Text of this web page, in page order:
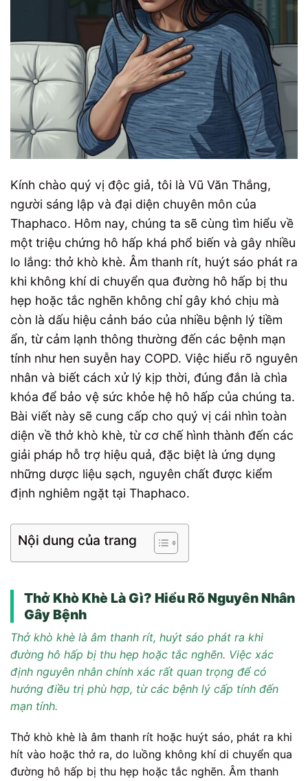
Kính chào quý vị độc giả, tôi là Vũ Văn Thắng,
người sáng lập và đại diện chuyên môn của
Thaphaco. Hôm nay, chúng ta sẽ cùng tìm hiểu về
một triệu chứng hô hấp khá phổ biến và gây nhiều
lo lắng: thở khò khè. Âm thanh rít, huýt sáo phát ra
khi không khí di chuyển qua đường hô hấp bị thu
hẹp hoặc tắc nghẽn không chỉ gây khó chịu mà
còn là dấu hiệu cảnh báo của nhiều bệnh lý tiềm
ẩn, từ cảm lạnh thông thường đến các bệnh mạn
tính như hen suyễn hay COPD. Việc hiểu rõ nguyên
nhân và biết cách xử lý kịp thời, đúng đắn là chìa
khóa để bảo vệ sức khỏe hệ hô hấp của chúng ta.
Bài viết này sẽ cung cấp cho quý vị cái nhìn toàn
diện về thở khò khè, từ cơ chế hình thành đến các
giải pháp hỗ trợ hiệu quả, đặc biệt là ứng dụng
những dược liệu sạch, nguyên chất được kiểm
định nghiêm ngặt tại Thaphaco.
Nội dung của trang
Thở Khò Khè Là Gì? Hiểu Rõ Nguyên Nhân
Gây Bệnh
Thở khò khè là âm thanh rít, huýt sáo phát ra khi
đường hô hấp bị thu hẹp hoặc tắc nghẽn. Việc xác
định nguyên nhân chính xác rất quan trọng để có
hướng điều trị phù hợp, từ các bệnh lý cấp tính đến
mạn tính.
Thở khò khè là âm thanh rít hoặc huýt sáo, phát ra khi
hít vào hoặc thở ra, do luồng không khí di chuyển qua
đường hô hấp bị thu hẹp hoặc tắc nghẽn. Âm thanh